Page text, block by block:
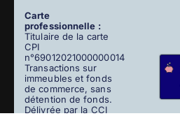
Carte
professionnelle :
Titulaire de la carte
CPI
n°69012021000000014
Transactions sur
immeubles et fonds
de commerce, sans
détention de fonds.
Délivrée par la CCI